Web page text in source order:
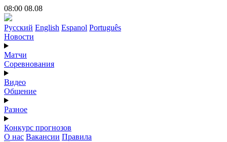
08:00 08.08
Русский English Espanol Português
Новости
Матчи
Соревнования
Видео
Общение
Разное
Конкурс прогнозов
О нас Вакансии Правила